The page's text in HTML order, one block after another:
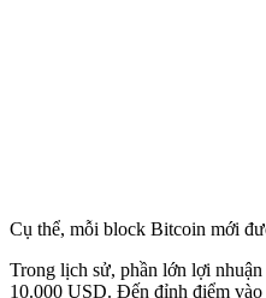
Cụ thể, mỗi block Bitcoin mới
Trong lịch sử, phần lớn lợi
10.000 USD. Đến đỉnh điểm